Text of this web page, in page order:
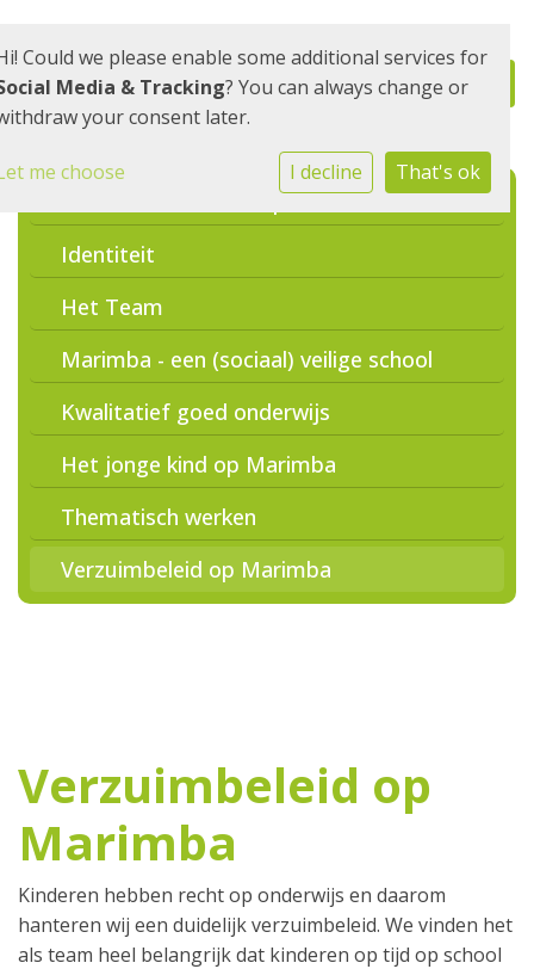
Missie/visie, ons kompas
Identiteit
Het Team
Marimba - een (sociaal) veilige school
Kwalitatief goed onderwijs
Het jonge kind op Marimba
Thematisch werken
Verzuimbeleid op Marimba
Verzuimbeleid op
Marimba
Kinderen hebben recht op onderwijs en daarom
hanteren wij een duidelijk verzuimbeleid. We vinden het
als team heel belangrijk dat kinderen op tijd op school
Could we please enable some additional services for
Media & Tracking? You can always change or
your consent later.
me choose I decline That's ok